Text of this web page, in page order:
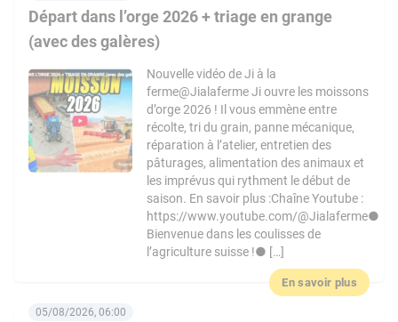
Départ dans l’orge 2026 + triage en grange
(avec des galères)
Nouvelle vidéo de Ji à la
ferme@Jialaferme Ji ouvre les moissons
d’orge 2026 ! Il vous emmène entre
récolte, tri du grain, panne mécanique,
réparation à l’atelier, entretien des
pâturages, alimentation des animaux et
les imprévus qui rythment le début de
saison. En savoir plus :Chaîne Youtube :
https://www.youtube.com/@Jialaferme●
Bienvenue dans les coulisses de
l’agriculture suisse !● […]
En savoir plus
05/08/2026, 06:00